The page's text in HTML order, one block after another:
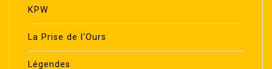
KPW
La Prise de l'Ours
Légendes